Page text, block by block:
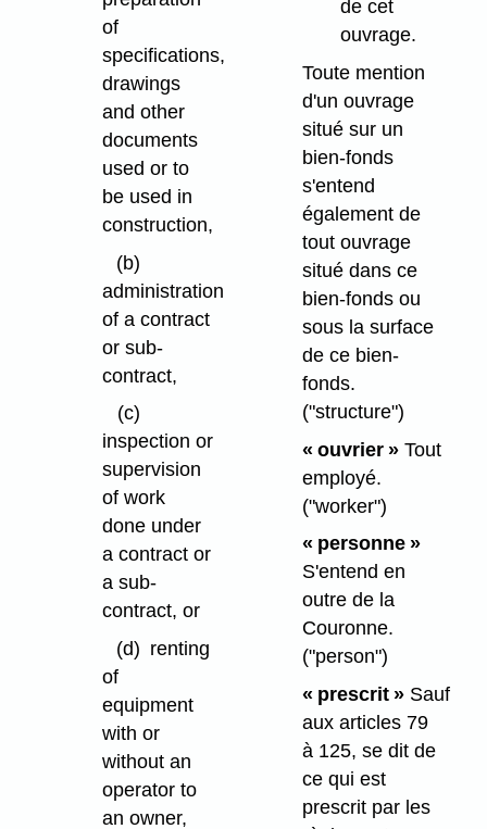
of
specifications,
drawings
and other
documents
used or to
be used in
construction,
(b)
administration
of a contract
or sub-
contract,
(c)
inspection or
supervision
of work
done under
a contract or
a sub-
contract, or
(d) renting
of
equipment
with or
without an
operator to
an owner,
de cet
ouvrage.
Toute mention
d'un ouvrage
situé sur un
bien-fonds
s'entend
également de
tout ouvrage
situé dans ce
bien-fonds ou
sous la surface
de ce bien-
fonds.
("structure")
« ouvrier »Tout
employé.
("worker")
« personne »
S'entend en
outre de la
Couronne.
("person")
« prescrit »Sauf
aux articles 79
à 125, se dit de
ce qui est
prescrit par les